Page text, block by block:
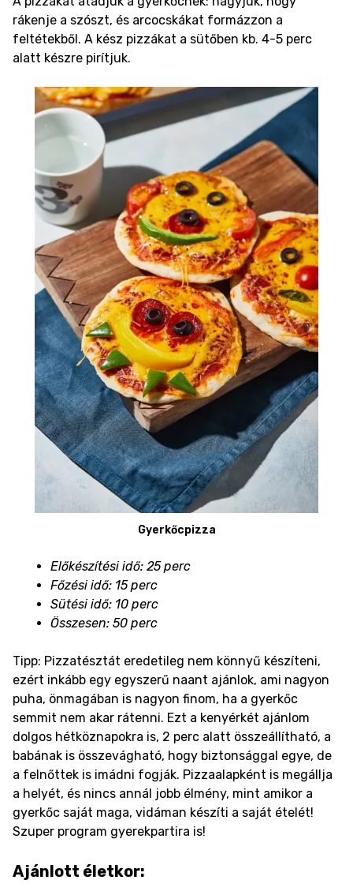
rákenje a szószt, és arcocskákat formázzon a
feltétekből. A kész pizzákat a sütőben kb. 4-5 perc
alatt készre pirítjuk.
Gyerkőcpizza
Előkészítési idő: 25 perc
Főzési idő: 15 perc
Sütési idő: 10 perc
Összesen: 50 perc
Tipp: Pizzatésztát eredetileg nem könnyű készíteni,
ezért inkább egy egyszerű naant ajánlok, ami nagyon
puha, önmagában is nagyon finom, ha a gyerkőc
semmit nem akar rátenni. Ezt a kenyérkét ajánlom
dolgos hétköznapokra is, 2 perc alatt összeállítható, a
babának is összevágható, hogy biztonsággal egye, de
a felnőttek is imádni fogják. Pizzaalapként is megállja
a helyét, és nincs annál jobb élmény, mint amikor a
gyerkőc saját maga, vidáman készíti a saját ételét!
Szuper program gyerekpartira is!
Ajánlott életkor: